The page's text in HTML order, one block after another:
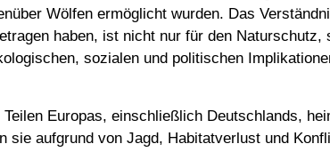
Wölfen ermöglicht wurden. Das
haben, ist nicht nur für den Naturschutz,
sozialen und politischen
Europas, einschließlich Deutschlands,
sie aufgrund von Jagd, Habitatverlust und